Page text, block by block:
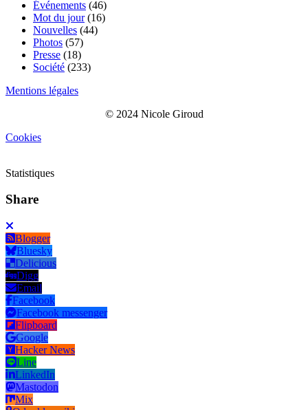
Événements (46)
Mot du jour(16)
Nouvelles (44)
Photos (57)
Presse (18)
Société (233)
Mentions légales
© 2024 Nicole Giroud
Cookies
Statistiques
Share
Blogger
Bluesky
Delicious
Digg
Email
Facebook
Facebook messenger
Flipboard
Google
Hacker News
Line
LinkedIn
Mastodon
Mix